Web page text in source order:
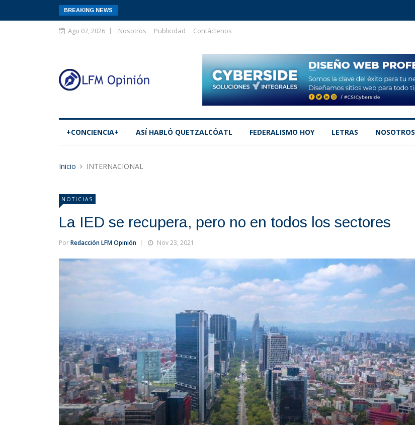
BREAKING NEWS
Ago 07, 2026 Nosotros Publicidad Contáctenos
+CONCIENCIA+ ASÍ­ HABLÓ QUETZALCÓATL FEDERALISMO HOY LETRAS NOSOTROS
Inicio INTERNACIONAL
NOTICIAS
La IED se recupera, pero no en todos los sectores
PorRedacción LFM Opinión Nov 23, 2021